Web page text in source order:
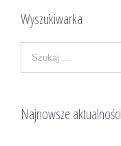
Wyszukiwarka
Najnowsze aktualności